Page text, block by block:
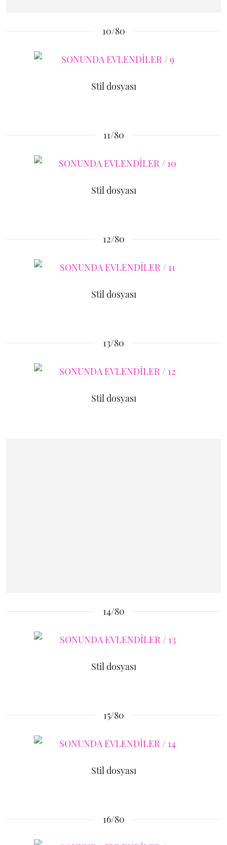
10/80
Stil dosyası
11/80
Stil dosyası
12/80
Stil dosyası
13/80
Stil dosyası
14/80
Stil dosyası
15/80
Stil dosyası
16/80